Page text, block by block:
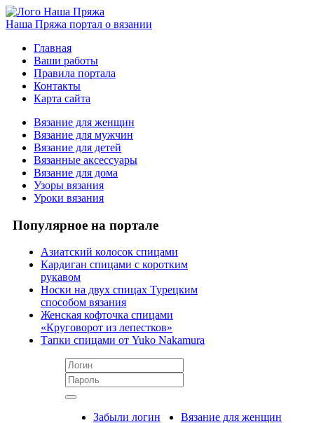
Наша Пряжа портал о вязании
Главная
Ваши работы
Правила портала
Контакты
Карта сайта
Вязание для женщин
Вязание для мужчин
Вязание для детей
Вязанные аксессуары
Вязание для дома
Узоры вязания
Уроки вязания
Популярное на портале
Азиатский колосок спицами
Кардиган спицами с коротким
рукавом
Носки на двух спицах Турецким
способом вязания
Женская кофточка спицами
«Круговорот из лепестков»
Тапки спицами от Yuko Nakamura
Забыли логин
Вязание для женщин